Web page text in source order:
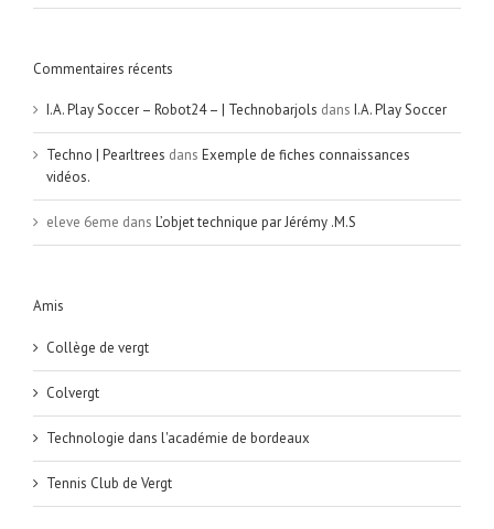
Commentaires récents
I.A. Play Soccer – Robot24 – | Technobarjols dans I.A. Play Soccer
Techno | Pearltrees dans Exemple de fiches connaissances
vidéos.
eleve 6eme dans L’objet technique par Jérémy .M.S
Amis
Collège de vergt
Colvergt
Technologie dans l'académie de bordeaux
Tennis Club de Vergt